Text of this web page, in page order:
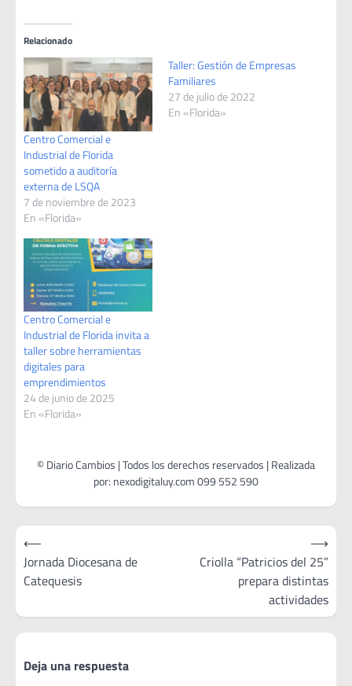
Relacionado
Centro Comercial e
Industrial de Florida
sometido a auditoría
externa de LSQA
7 de noviembre de 2023
En «Florida»
Taller: Gestión de Empresas
Familiares
27 de julio de 2022
En «Florida»
Centro Comercial e
Industrial de Florida invita a
taller sobre herramientas
digitales para
emprendimientos
24 de junio de 2025
En «Florida»
Navegación
de
entradas
⟵
Jornada Diocesana de
Catequesis
Criolla “Patricios del 25”
prepara distintas
actividades
⟶
Deja una respuesta